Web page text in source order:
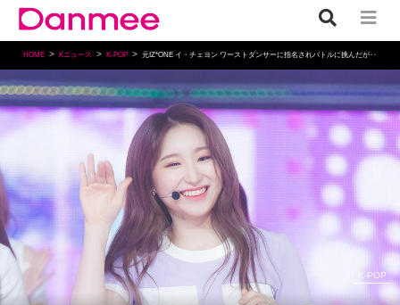
HOME Kニュース K-POP 元IZ*ONE イ・チェヨン ワーストダンサーに指名されバトルに挑んだが‥
K-POP